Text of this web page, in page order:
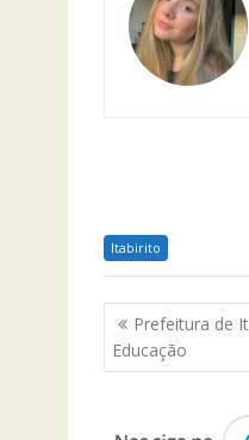
Itabirito
Navegação
de
Post
Prefeitura de
Educação